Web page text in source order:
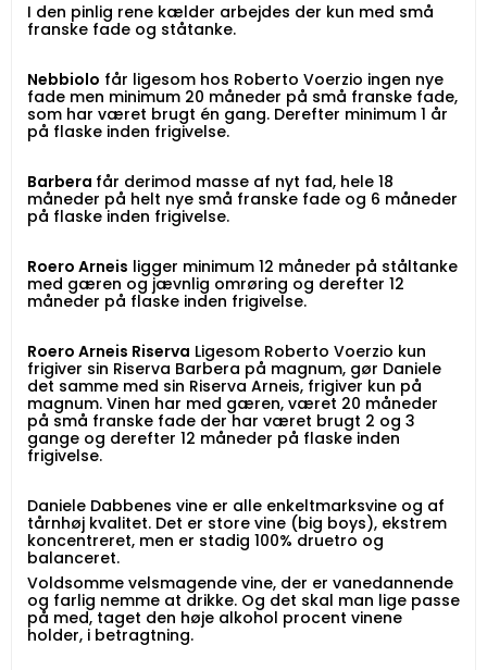
I den pinlig rene kælder arbejdes der kun med små
franske fade og ståtanke.
Nebbiolo får ligesom hos Roberto Voerzio ingen nye
fade men minimum 20 måneder på små franske fade,
som har været brugt én gang. Derefter minimum 1 år
på flaske inden frigivelse.
Barbera får derimod masse af nyt fad, hele 18
måneder på helt nye små franske fade og 6 måneder
på flaske inden frigivelse.
Roero Arneis ligger minimum 12 måneder på ståltanke
med gæren og jævnlig omrøring og derefter 12
måneder på flaske inden frigivelse.
Roero Arneis Riserva Ligesom Roberto Voerzio kun
frigiver sin Riserva Barbera på magnum, gør Daniele
det samme med sin Riserva Arneis, frigiver kun på
magnum. Vinen har med gæren, været 20 måneder
på små franske fade der har været brugt 2 og 3
gange og derefter 12 måneder på flaske inden
frigivelse.
Daniele Dabbenes vine er alle enkeltmarksvine og af
tårnhøj kvalitet. Det er store vine (big boys), ekstrem
koncentreret, men er stadig 100% druetro og
balanceret.
Voldsomme velsmagende vine, der er vanedannende
og farlig nemme at drikke. Og det skal man lige passe
på med, taget den høje alkohol procent vinene
holder, i betragtning.